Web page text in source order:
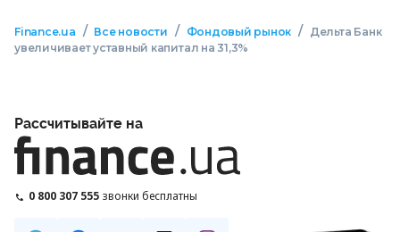
Finance.ua / Все новости / Фондовый рынок /
Дельта Банк
увеличивает уставный капитал на 31,3%
Рассчитывайте на
0 800 307 555 звонки бесплатны